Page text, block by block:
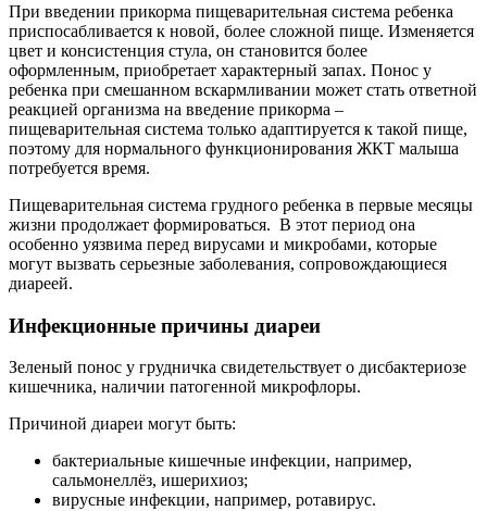
При введении прикорма пищеварительная система ребенка
приспосабливается к новой, более сложной пище. Изменяется
цвет и консистенция стула, он становится более
оформленным, приобретает характерный запах. Понос у
ребенка при смешанном вскармливании может стать ответной
реакцией организма на введение прикорма –
пищеварительная система только адаптируется к такой пище,
поэтому для нормального функционирования ЖКТ малыша
потребуется время.
Пищеварительная система грудного ребенка в первые месяцы
жизни продолжает формироваться. В этот период она
особенно уязвима перед вирусами и микробами, которые
могут вызвать серьезные заболевания, сопровождающиеся
диареей.
Инфекционные причины диареи
Зеленый понос у грудничка свидетельствует о дисбактериозе
кишечника, наличии патогенной микрофлоры.
Причиной диареи могут быть:
бактериальные кишечные инфекции, например,
сальмонеллёз, ишерихиоз;
вирусные инфекции, например, ротавирус.